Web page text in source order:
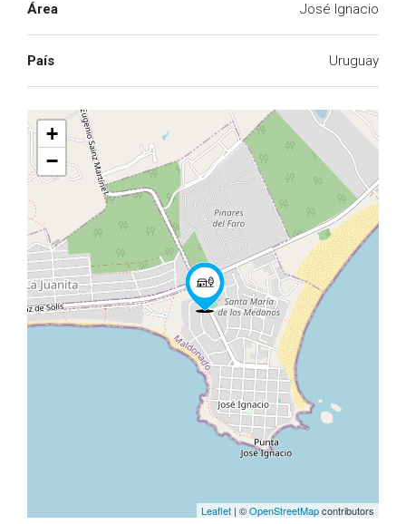
Área José Ignacio
País Uruguay
+
−
Leaflet | ©OpenStreetMapcontributors